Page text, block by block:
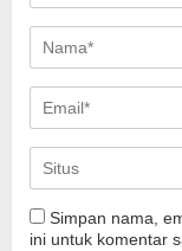
Simpan nama,
ini untuk komentar